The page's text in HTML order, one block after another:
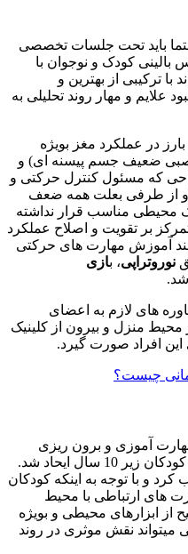
حتما باید تحت جلسات تخصصی
بالینی کودک و نوجوان با
با ترکیبی از بهترین و
علایم و مهار روند تحلیلی به
بارز در عملکرد مغز بویژه
ضعیف جسم پیسنه ای) و
که مسئول کنترل حرکتی و
و از طرفی بعلت همه ضعف
مناسب قرار نداشته
بر تقویت و اصلاح عملکرد
آموزش مهارت های حرکتی
نوروتراپی، بازی
های لازم به اعضای
محیط منزل و بیرون از کلینیک
این افراد صورت گیرد.
چیست؟
مهارت آموزی و برون ریزی
هیجانات و آموزش مسایل تربیتی به کودکان زیر 10 سال ایحاد شد.
کرد و با توجه به اینکه کودکان
های ارتباطی با محیط
از ابزارهای محیطی و بویژه
میتواند نقش موثری در روند